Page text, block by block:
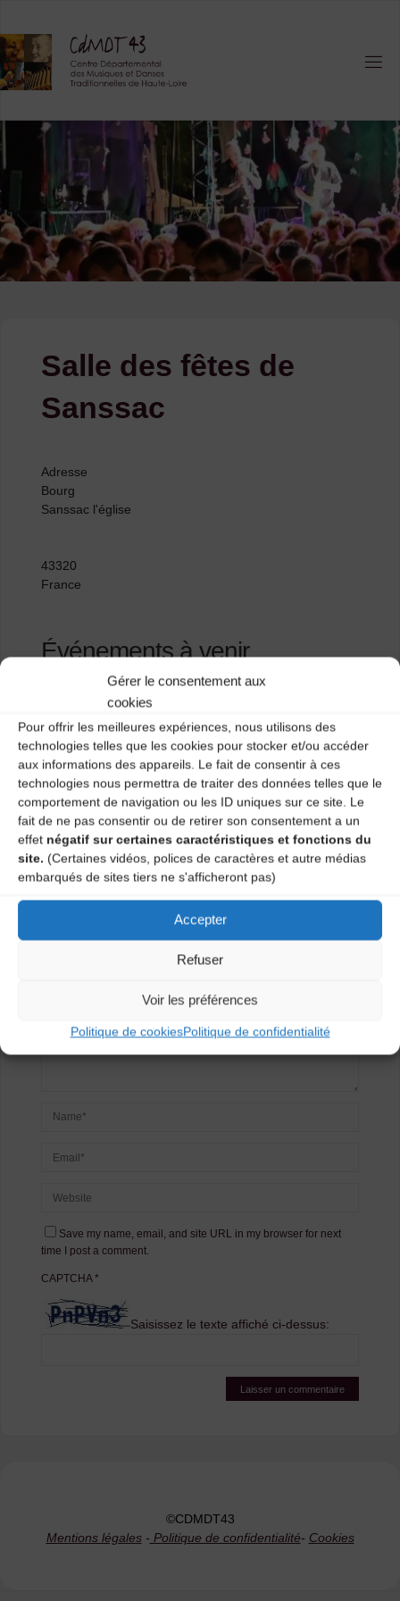
Gérer le consentement aux
cookies
Pour offrir les meilleures expériences, nous utilisons des
technologies telles que les cookies pour stocker et/ou accéder
aux informations des appareils. Le fait de consentir à ces
technologies nous permettra de traiter des données telles que le
comportement de navigation ou les ID uniques sur ce site. Le
fait de ne pas consentir ou de retirer son consentement a un
effet négatif sur certaines caractéristiques et fonctions du
site. (Certaines vidéos, polices de caractères et autre médias
embarqués de sites tiers ne s'afficheront pas)
Accepter
Refuser
Voir les préférences
Politique de cookiesPolitique de confidentialité
content
Salle des fêtes de
Sanssac
Adresse
Bourg
Sanssac l'église
43320
France
Événements à venir
Salle polyvalente
Rosières
Laisser un
commentaire
Save my name, email, and site URL in my browser for next
time I post a comment.
CAPTCHA*
Saisissez le texte affiché ci-dessus:
©CDMDT43
Mentions légales- Politique de confidentialité- Cookies